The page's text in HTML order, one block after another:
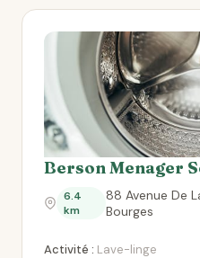
Berson Menager
6.4
km
88 Avenue De
Bourges
Activité : Lave-linge